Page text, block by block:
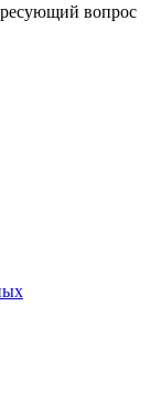
вопрос